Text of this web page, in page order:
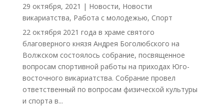
29 октября, 2021 | Новости, Новости
викариатства, Работа с молодежью, Спорт
22 октября 2021 года в храме святого
благоверного князя Андрея Боголюбского на
Волжском состоялось собрание, посвященное
вопросам спортивной работы на приходах Юго-
восточного викариатства. Собрание провел
ответственный по вопросам физической культуры
и спорта в...